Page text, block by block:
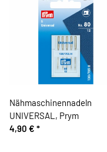
Nähmaschinennadeln
UNIVERSAL, Prym
4,90 € *